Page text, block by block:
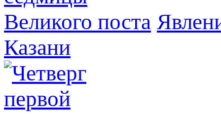
Казани